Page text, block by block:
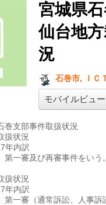
宮城県
仙台地
況
石巻市, ＩＣ
モバイルビュー
巻支部事件取扱状況
扱状況
年内訳
一審及び再審事件をい
扱状況
年内訳
一審（通常訴訟、人事